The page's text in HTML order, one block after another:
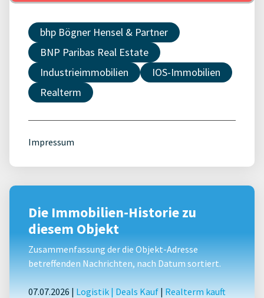
bhp Bögner Hensel & Partner
BNP Paribas Real Estate
Industrieimmobilien
IOS-Immobilien
Realterm
Impressum
Die Immobilien-Historie zu
diesem Objekt
Zusammenfassung der die Objekt-Adresse
betreffenden Nachrichten, nach Datum sortiert.
07.07.2026 | Logistik | Deals Kauf | Realterm kauft